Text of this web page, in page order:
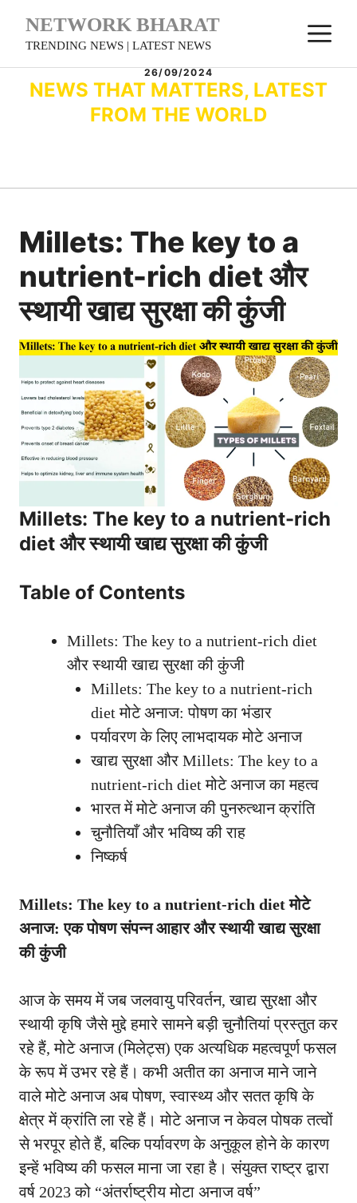
NETWORK BHARAT
TRENDING NEWS | LATEST NEWS
26/09/2024
NEWS THAT MATTERS, LATEST
FROM THE WORLD
Millets: The key to a
nutrient-rich diet और
स्थायी खाद्य सुरक्षा की कुंजी
Millets: The key to a nutrient-rich
diet और स्थायी खाद्य सुरक्षा की कुंजी
Table of Contents
Millets: The key to a nutrient-rich diet
और स्थायी खाद्य सुरक्षा की कुंजी
Millets: The key to a nutrient-rich
diet मोटे अनाज: पोषण का भंडार
पर्यावरण के लिए लाभदायक मोटे अनाज
खाद्य सुरक्षा और Millets: The key to a
nutrient-rich diet मोटे अनाज का महत्व
भारत में मोटे अनाज की पुनरुत्थान क्रांति
चुनौतियाँ और भविष्य की राह
निष्कर्ष
Millets: The key to a nutrient-rich diet मोटे
अनाज: एक पोषण संपन्न आहार और स्थायी खाद्य सुरक्षा
की कुंजी
आज के समय में जब जलवायु परिवर्तन, खाद्य सुरक्षा और
स्थायी कृषि जैसे मुद्दे हमारे सामने बड़ी चुनौतियां प्रस्तुत कर
रहे हैं, मोटे अनाज (मिलेट्स) एक अत्यधिक महत्वपूर्ण फसल
के रूप में उभर रहे हैं। कभी अतीत का अनाज माने जाने
वाले मोटे अनाज अब पोषण, स्वास्थ्य और सतत कृषि के
क्षेत्र में क्रांति ला रहे हैं। मोटे अनाज न केवल पोषक तत्वों
से भरपूर होते हैं, बल्कि पर्यावरण के अनुकूल होने के कारण
इन्हें भविष्य की फसल माना जा रहा है। संयुक्त राष्ट्र द्वारा
वर्ष 2023 को “अंतर्राष्ट्रीय मोटा अनाज वर्ष”